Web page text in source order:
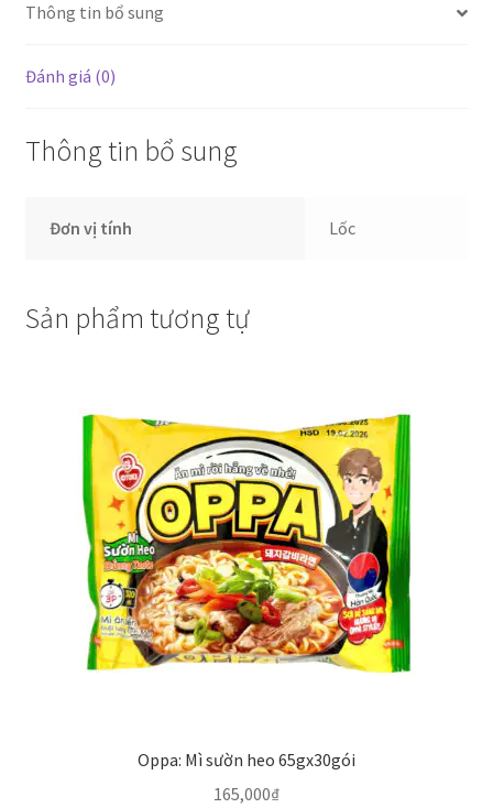
14
số
Thông tin bổ sung
Đánh giá (0)
Thông tin bổ sung
Đơn vị tính Lốc
Sản phẩm tương tự
Oppa: Mì sườn heo 65gx30gói
165,000₫